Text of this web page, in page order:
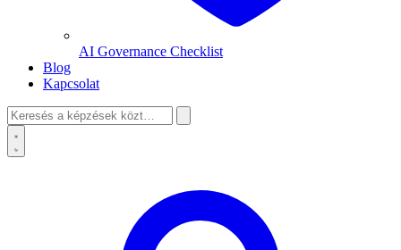
AI Governance Checklist
Blog
Kapcsolat